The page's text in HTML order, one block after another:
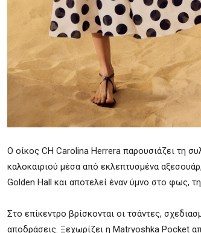
Ο οίκος CH Carolina Herrera παρουσιάζει τη
καλοκαιριού μέσα από εκλεπτυσμένα
Golden Hall και αποτελεί έναν ύμνο στο φως,
Στο επίκεντρο βρίσκονται οι τσάντες,
αποδράσεις. Ξεχωρίζει η Matryoshka Pocket